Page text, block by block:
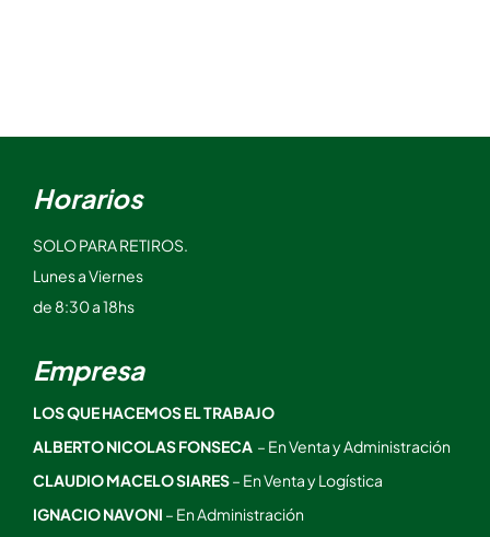
Horarios
SOLO PARA RETIROS.
Lunes a Viernes
de 8:30 a 18hs
Empresa
LOS QUE HACEMOS EL TRABAJO
ALBERTO NICOLAS FONSECA – En Venta y Administración
CLAUDIO MACELO SIARES– En Venta y Logística
IGNACIO NAVONI – En Administración